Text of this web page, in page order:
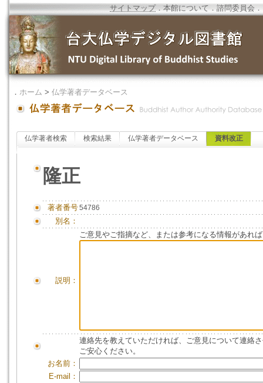
サイトマップ．本館について ．諮問委員会 ．
． ホーム > 仏学著者データベース
仏学著者検索 検索結果 仏学著者データベース 資料改正
隆正
著者番号54786
別名：
説明：
ご意見やご指摘など、または参考になる情報があれ
連絡先を教えていただければ、ご意見について連絡
ご安心ください。
お名前：
E-mail：